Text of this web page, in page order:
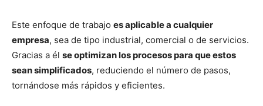
Este enfoque de trabajo es aplicable a cualquier
empresa, sea de tipo industrial, comercial o de servicios.
Gracias a él se optimizan los procesos para que estos
sean simplificados, reduciendo el número de pasos,
tornándose más rápidos y eficientes.